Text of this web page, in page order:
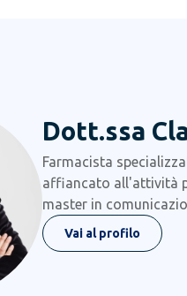
Dott.ssa
Farmacista
affiancato all'attività
master in
Vai al profilo